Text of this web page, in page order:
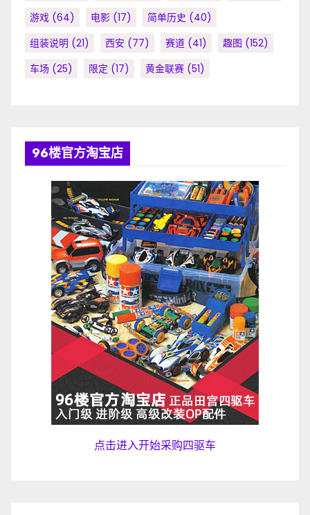
游戏 (64) 电影 (17) 简单历史 (40)
组装说明 (21) 西安 (77) 赛道 (41) 趣图 (152)
车场 (25) 限定 (17) 黄金联赛 (51)
96楼官方淘宝店
点击进入开始采购四驱车